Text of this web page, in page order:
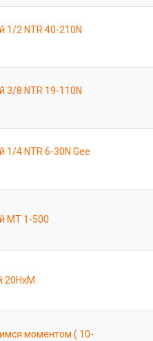
1/2 NTR 40-210N
3/8 NTR 19-110N
4 NTR 6-30N Gee
МТ 1-500
20НхМ
моментом ( 10-